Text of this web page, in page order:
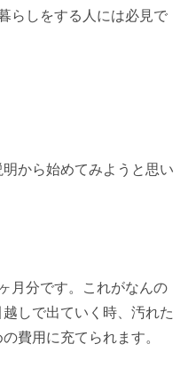
らしをする人には必見で
から始めてみようと思い
月分です。これがなんの
しで出ていく時、 汚れた
費用 に充てられます。